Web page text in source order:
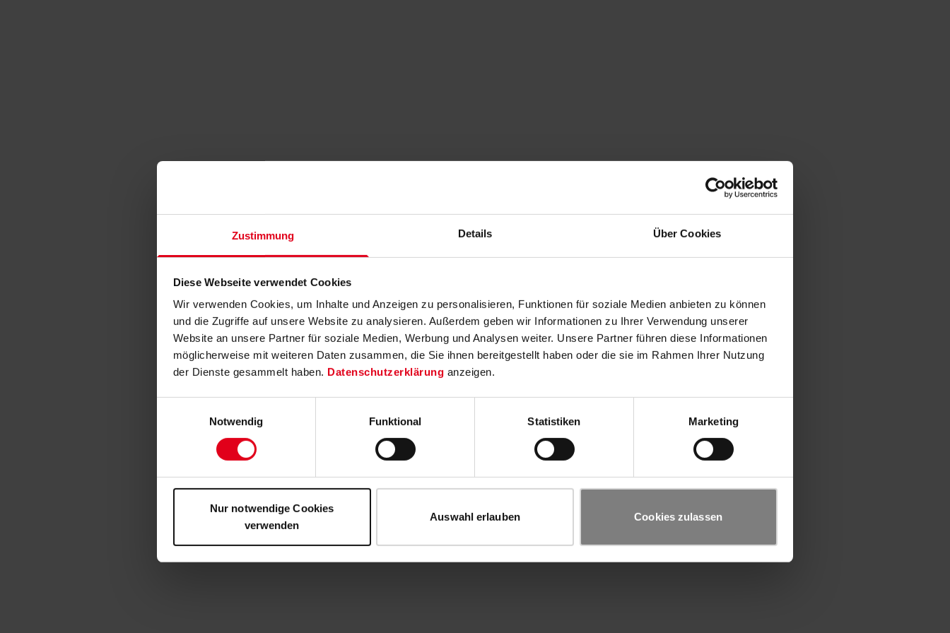
Zustimmung Details Über Cookies
Diese Webseite verwendet Cookies
Wir verwenden Cookies, um Inhalte und Anzeigen zu personalisieren, Funktionen für soziale Medien anbieten zu können
und die Zugriffe auf unsere Website zu analysieren. Außerdem geben wir Informationen zu Ihrer Verwendung unserer
Website an unsere Partner für soziale Medien, Werbung und Analysen weiter. Unsere Partner führen diese Informationen
möglicherweise mit weiteren Daten zusammen, die Sie ihnen bereitgestellt haben oder die sie im Rahmen Ihrer Nutzung
der Dienste gesammelt haben. Datenschutzerklärung anzeigen.
Notwendig
Funktional Statistiken Marketing
Nur notwendige Cookies
verwenden
Auswahl erlauben Cookies zulassen